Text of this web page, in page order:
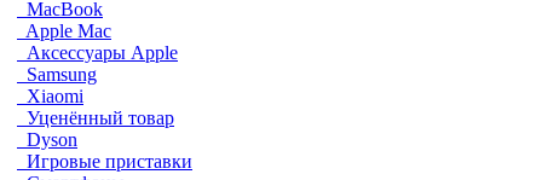
MacBook
Apple Mac
Аксессуары Apple
Samsung
Xiaomi
Уценённый товар
Dyson
Игровые приставки